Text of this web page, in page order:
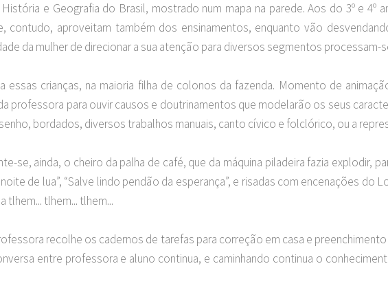
e Geografia do Brasil, mostrado num mapa na parede. Aos do 3º e 4º
contudo, aproveitam também dos ensinamentos, enquanto vão
da mulher de direcionar a sua atenção para diversos segmentos processam-
crianças, na maioria filha de colonos da fazenda. Momento de
professora para ouvir causos e doutrinamentos que modelarão os seus
bordados, diversos trabalhos manuais, canto cívico e folclórico, ou a
se, ainda, o cheiro da palha de café, que da máquina piladeira fazia explodir,
de lua”, “Salve lindo pendão da esperança”, e risadas com encenações do
tlhem... tlhem...
recolhe os cadernos de tarefas para correção em casa e
entre professora e aluno continua, e caminhando continua o